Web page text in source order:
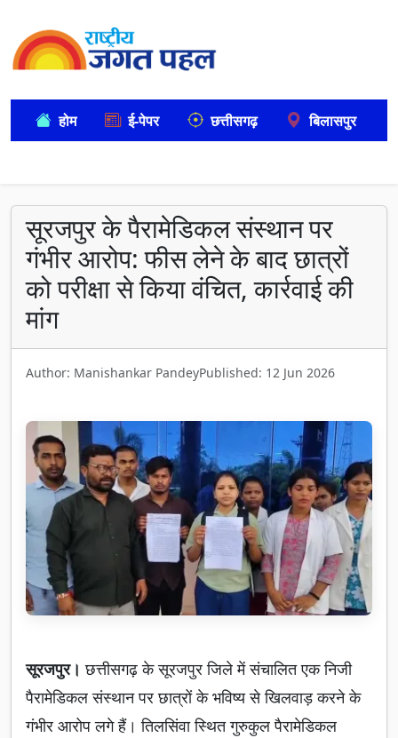
होम ई-पेपर छत्तीसगढ़ बिलासपुर
सूरजपुर के पैरामेडिकल संस्थान पर
गंभीर आरोप: फीस लेने के बाद छात्रों
को परीक्षा से किया वंचित, कार्रवाई की
मांग
Author: Manishankar PandeyPublished: 12 Jun 2026
सूरजपुर।छत्तीसगढ़ के सूरजपुर जिले में संचालित एक निजी
पैरामेडिकल संस्थान पर छात्रों के भविष्य से खिलवाड़ करने के
गंभीर आरोप लगे हैं। तिलसिंवा स्थित गुरुकुल पैरामेडिकल